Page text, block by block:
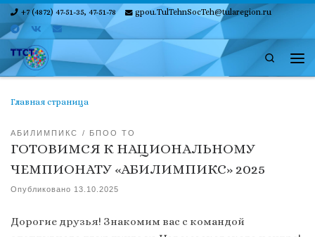
Skip to content
+7 (4872) 47-51-35, 47-51-78 gpou.TulTehnSocTeh@tularegion.ru
Search
Главная страница
АБИЛИМПИКС БПОО ТО
ГОТОВИМСЯ К НАЦИОНАЛЬНОМУ
ЧЕМПИОНАТУ «АБИЛИМПИКС» 2025
Опубликовано 13.10.2025
Дорогие друзья! Знакомим вас с командой